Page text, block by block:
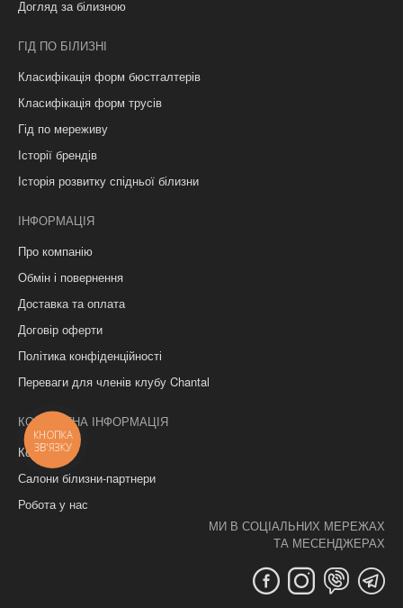
Догляд за білизною
ГІД ПО БІЛИЗНІ
Класифікація форм бюстгалтерів
Класифікація форм трусів
Гід по мереживу
Історії брендів
Історія розвитку спідньої білизни
ІНФОРМАЦІЯ
Про компанію
Обмін і повернення
Доставка та оплата
Договір оферти
Політика конфіденційності
Переваги для членів клубу Chantal
КОНТАКТНА ІНФОРМАЦІЯ
Контакти
Салони білизни-партнери
Робота у нас
МИ В СОЦІАЛЬНИХ МЕРЕЖАХ
ТА МЕСЕНДЖЕРАХ
КНОПКА
ЗВ'ЯЗКУ